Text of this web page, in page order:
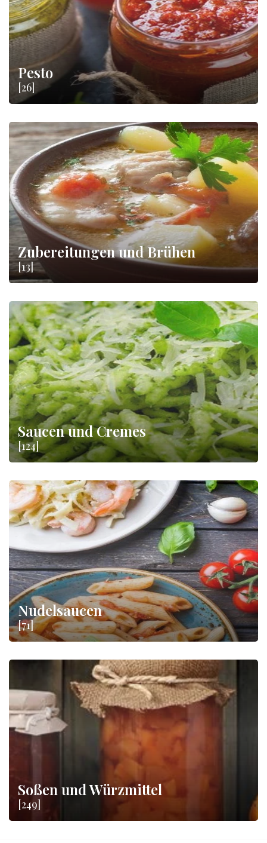
Pesto
[26]
Zubereitungen und Brühen
[13]
Saucen und Cremes
[124]
Nudelsaucen
[71]
Soßen und Würzmittel
[249]